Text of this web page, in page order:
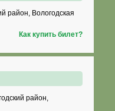
район, Вологодская
Как купить билет?
район,